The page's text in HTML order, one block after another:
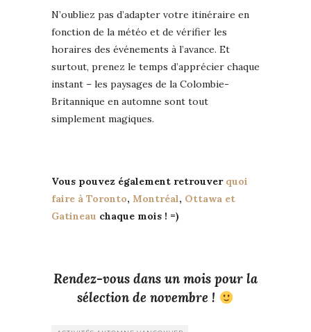
N’oubliez pas d’adapter votre itinéraire en
fonction de la météo et de vérifier les
horaires des événements à l’avance. Et
surtout, prenez le temps d’apprécier chaque
instant – les paysages de la Colombie-
Britannique en automne sont tout
simplement magiques.
Vous pouvez également retrouver quoi
faire à Toronto, Montréal, Ottawa et
Gatineau chaque mois ! =)
Rendez-vous dans un mois pour la
sélection de novembre !